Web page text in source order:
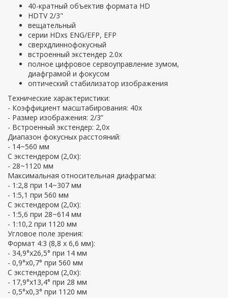
40-кратный объектив формата HD
HDTV 2/3"
вещательный
серии HDxs ENG/EFP, EFP
сверхдлиннофокусный
встроенный экстендер 2.0х
полное цифровое сервоуправление зумом,
диафграмой и фокусом
оптический стабилизатор изображения
Технические характеристики:
- Коэффициент масштабирования: 40x
- Размер изображения: 2/3”
- Встроенный экстендер: 2,0х
Диапазон фокусных расстояний:
- 14~560 мм
С экстендером (2,0x):
- 28~1120 мм
Максимальная относительная диафрагма:
- 1:2,8 при 14~307 мм
- 1:5,1 при 560 мм
С экстендером (2,0х):
- 1:5,6 при 28~614 мм
- 1:10,2 при 1120 мм
Угловое поле зрения:
Формат 4:3 (8,8 х 6,6 мм):
- 34,9°x26,5° при 14 мм
- 0,9°x0,7° при 560 мм
С экстендером (2,0х):
- 17,9°x13,4° при 28 мм
- 0,5°x0,3° при 1120 мм